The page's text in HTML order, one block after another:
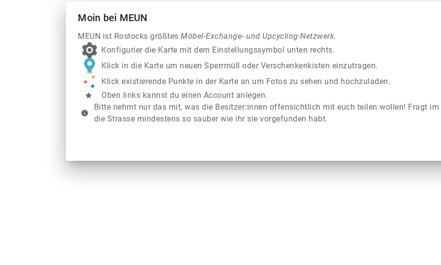
Moin bei MEUN
MEUN ist Rostocks größtesMöbel-Exchange- und Upcycling-Netzwerk.
Konfigurier die Karte mit dem Einstellungssymbol unten rechts.
Klick in die Karte um neuen Sperrmüll oder Verschenkenkisten einzutragen.
Klick existierende Punkte in der Karte an um Fotos zu sehen und hochzuladen.
star Oben links kannst du einen Account anlegen.
info
Bitte nehmt nur das mit, was die Besitzer:innen offensichtlich mit euch teilen wollen! Fragt
die Strasse mindestens so sauber wie ihr sie vorgefunden habt.